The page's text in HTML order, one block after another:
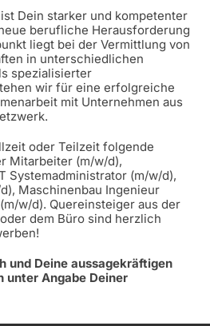
ist Dein starker und kompetenter
berufliche Herausforderung
liegt bei der Vermittlung von
in unterschiedlichen
spezialisierter
wir für eine erfolgreiche
mit Unternehmen aus
oder Teilzeit folgende
Mitarbeiter (m/w/d),
Systemadministrator (m/w/d),
Maschinenbau Ingenieur
w/d). Quereinsteiger aus der
dem Büro sind herzlich
und Deine aussagekräftigen
unter Angabe Deiner